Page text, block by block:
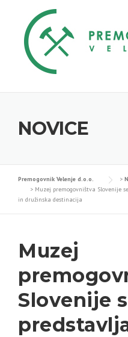
content
NOVICE
Premogovnik Velenje d.o.o. >
> Muzej premogovništva Slovenije
in družinska destinacija
Muzej
Slovenije